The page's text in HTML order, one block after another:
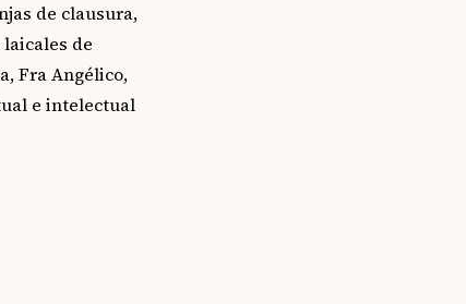
de clausura,
de
Fra Angélico,
e intelectual